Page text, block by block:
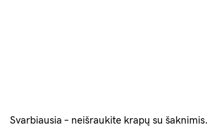
Svarbiausia – neišraukite krapų su šaknimis.